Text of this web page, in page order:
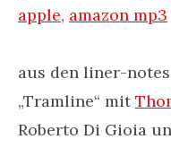
apple, amazon mp3
aus den liner-
„Tramline“ mit
Roberto Di Gioia